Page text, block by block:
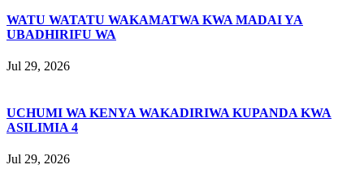
WATU WATATU WAKAMATWA KWA MADAI YA
UBADHIRIFU WA
Jul 29, 2026
UCHUMI WA KENYA WAKADIRIWA KUPANDA KWA
ASILIMIA 4
Jul 29, 2026